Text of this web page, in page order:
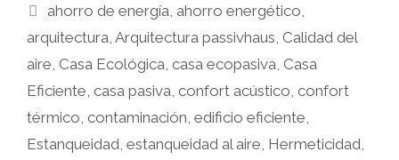
ahorro de energía ahorro energético
arquitectura Arquitectura passivhaus Calidad del
aire Casa Ecológica casa ecopasiva Casa
Eficiente casa pasiva confort acústico confort
térmico contaminación edificio eficiente
Estanqueidad estanqueidad al aire Hermeticidad